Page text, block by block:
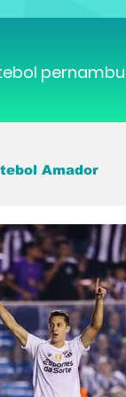
Amador
parapan
Seleção